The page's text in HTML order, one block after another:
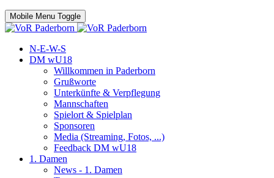
Mobile Menu Toggle
N-E-W-S
DM wU18
Willkommen in Paderborn
Grußworte
Unterkünfte & Verpflegung
Mannschaften
Spielort & Spielplan
Sponsoren
Media (Streaming, Fotos, ...)
Feedback DM wU18
1. Damen
News - 1. Damen